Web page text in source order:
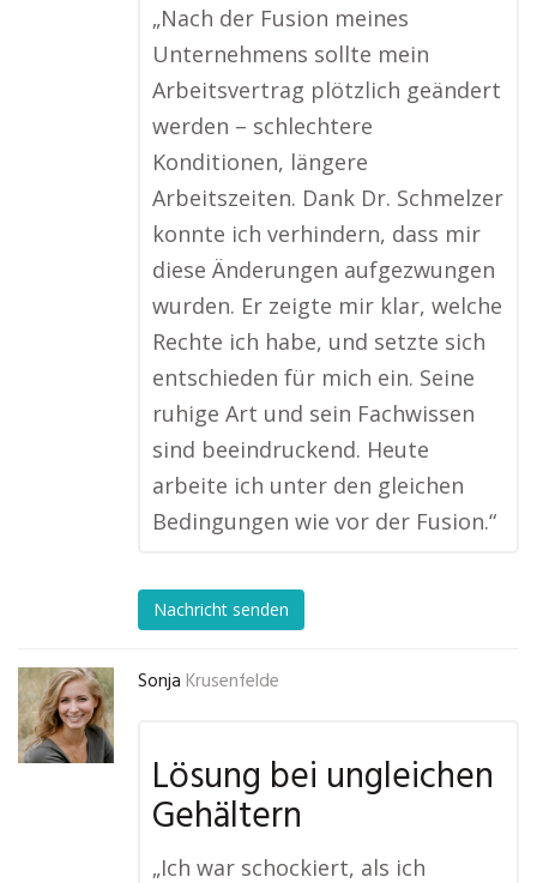
„Nach der Fusion meines
Unternehmens sollte mein
Arbeitsvertrag plötzlich geändert
werden – schlechtere
Konditionen, längere
Arbeitszeiten. Dank Dr. Schmelzer
konnte ich verhindern, dass mir
diese Änderungen aufgezwungen
wurden. Er zeigte mir klar, welche
Rechte ich habe, und setzte sich
entschieden für mich ein. Seine
ruhige Art und sein Fachwissen
sind beeindruckend. Heute
arbeite ich unter den gleichen
Bedingungen wie vor der Fusion.“
Nachricht senden
Sonja Krusenfelde
Lösung bei ungleichen
Gehältern
„Ich war schockiert, als ich